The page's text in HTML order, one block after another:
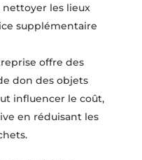
les lieux
supplémentaire
offre des
don des objets
influencer le coût,
en réduisant les